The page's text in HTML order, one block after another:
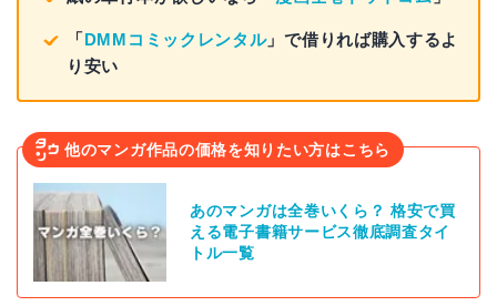
「DMMコミックレンタル」で借りれば購入するよ
り安い
他のマンガ作品の価格を知りたい方はこちら
あのマンガは全巻いくら？ 格安で買
える電子書籍サービス徹底調査タイ
トル一覧